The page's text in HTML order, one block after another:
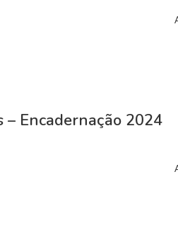
Encadernação 2024